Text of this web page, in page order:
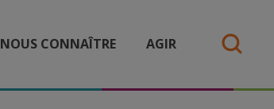
NOUS CONNAÎTRE AGIR